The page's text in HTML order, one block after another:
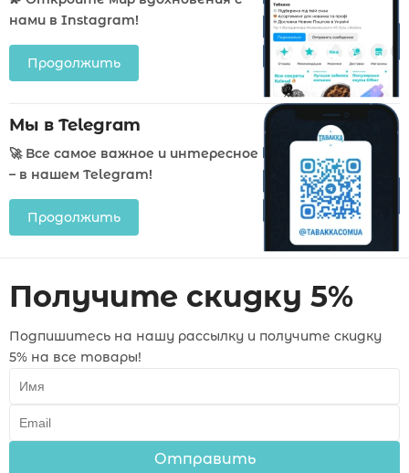
нами в Instagram!
Продолжить
Мы в Telegram
🚀 Все самое важное и интересное
– в нашем Telegram!
Продолжить
Получите скидку 5%
Подпишитесь на нашу рассылку и получите скидку
5% на все товары!
Отправить